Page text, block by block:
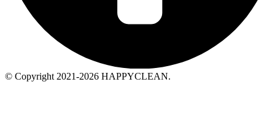
© Copyright 2021-2026 HAPPYCLEAN.